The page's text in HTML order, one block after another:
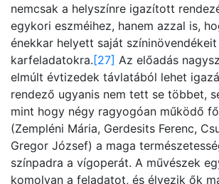
nemcsak a helyszínre igazított
egykori eszméihez, hanem azzal is,
énekkar helyett saját
karfeladatokra.[27] Az előadás
elmúlt évtizedek távlatából lehet
rendező ugyanis nem tett se többet,
mint hogy négy ragyogóan működő
(Zempléni Mária, Gerdesits Ferenc,
Gregor József) a maga
színpadra a vígoperát. A művészek
komolyan a feladatot, és élvezik ők